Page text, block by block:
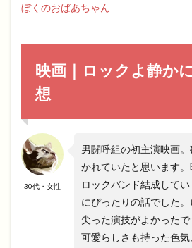
ぼくのおばあちゃん
映画｜ロックよ静か
想
30代・女性
男闘呼組の初主演映画
かれていたと思います
ロックバンド結成して
にぴったりの話でした
尖った演技がよかった
可愛らしさも持った色